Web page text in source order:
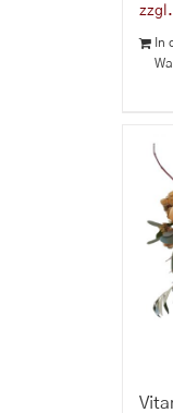
zzgl.
In